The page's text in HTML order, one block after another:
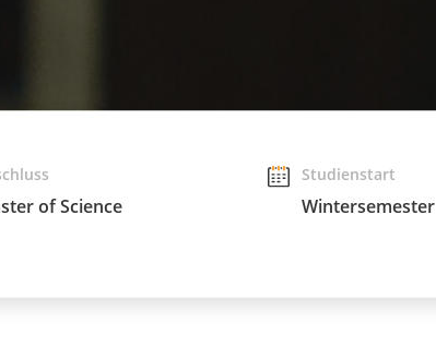
of Science
Studienstart
Wintersemester